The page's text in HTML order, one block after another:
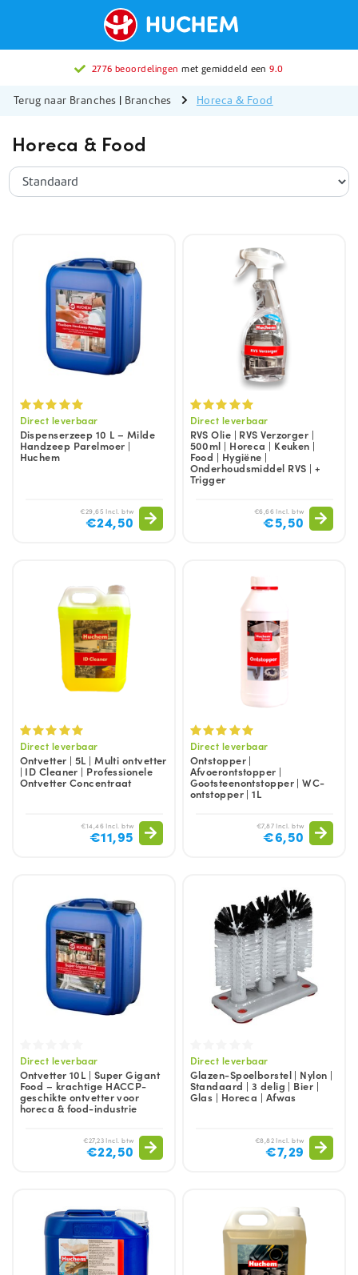
2776 beoordelingen met gemiddeld een9.0
Terug naar Branches | Branches Horeca & Food
Horeca & Food
Direct leverbaar
Dispenserzeep 10 L – Milde
Handzeep Parelmoer |
Huchem
€29,65 Incl. btw
€24,50
Direct leverbaar
RVS Olie | RVS Verzorger |
500ml | Horeca | Keuken |
Food | Hygiëne |
Onderhoudsmiddel RVS | +
Trigger
€6,66 Incl. btw
€5,50
Direct leverbaar
Ontvetter | 5L | Multi ontvetter
| ID Cleaner | Professionele
Ontvetter Concentraat
€14,46 Incl. btw
€11,95
Direct leverbaar
Ontstopper |
Afvoerontstopper |
Gootsteenontstopper | WC-
ontstopper | 1L
€7,87 Incl. btw
€6,50
Direct leverbaar
Ontvetter 10L | Super Gigant
Food – krachtige HACCP-
geschikte ontvetter voor
horeca & food-industrie
€27,23 Incl. btw
€22,50
Direct leverbaar
Glazen-Spoelborstel | Nylon |
Standaard | 3 delig | Bier |
Glas | Horeca | Afwas
€8,82 Incl. btw
€7,29